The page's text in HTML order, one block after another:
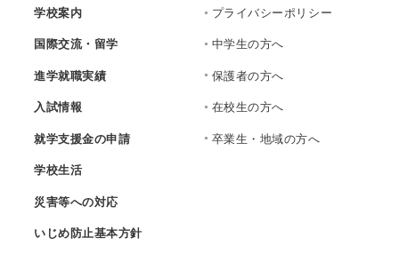
学校案内
国際交流・留学
進学就職実績
入試情報
就学支援金の申請
学校生活
災害等への対応
いじめ防止基本方針
プライバシーポリシー
中学生の方へ
保護者の方へ
在校生の方へ
卒業生・地域の方へ